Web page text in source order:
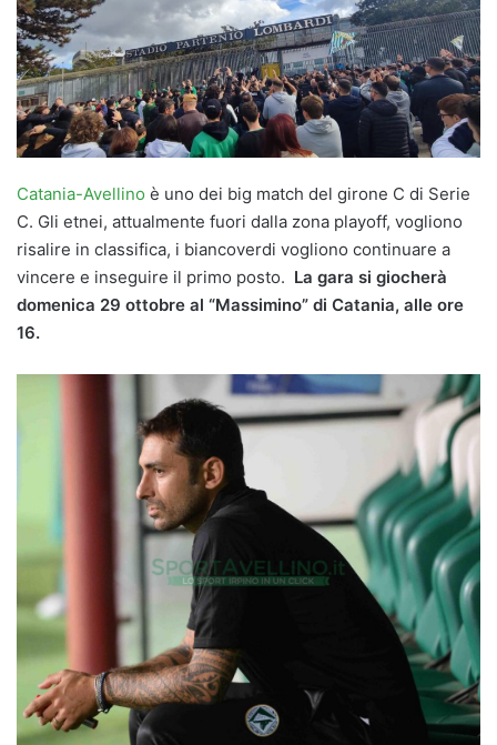
Catania-Avellino è uno dei big match del girone C di Serie
C. Gli etnei, attualmente fuori dalla zona playoff, vogliono
risalire in classifica, i biancoverdi vogliono continuare a
vincere e inseguire il primo posto. La gara si giocherà
domenica 29 ottobre al “Massimino” di Catania, alle ore
16.